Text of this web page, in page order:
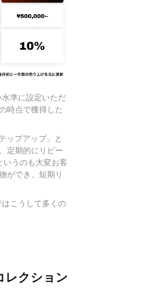
準に設定いただ
時点で獲得した
ップアップ」と
定期的にリピー
いうのも大変お客
ができ、短期リ
こうして多くの
レクション